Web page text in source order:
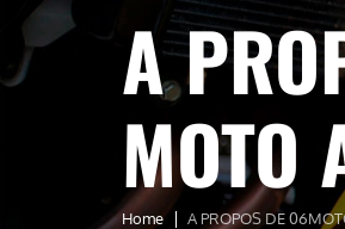
A
MOTO
Home A PROPOS DE